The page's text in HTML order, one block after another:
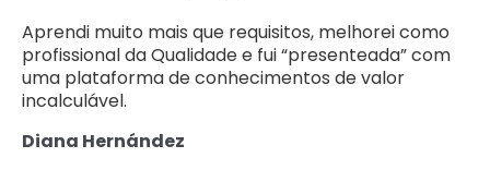
Aprendi muito mais que requisitos, melhorei como
profissional da Qualidade e fui “presenteada” com
uma plataforma de conhecimentos de valor
incalculável.
Diana Hernández